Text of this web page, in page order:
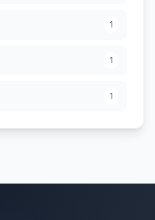
1
1
1